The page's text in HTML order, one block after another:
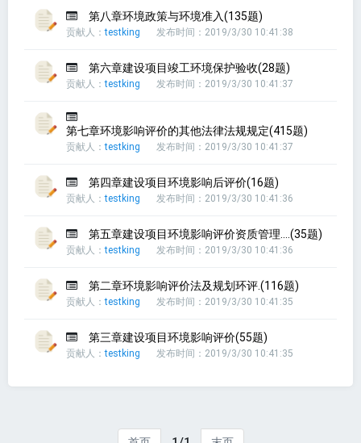
第八章环境政策与环境准入(135题)
贡献人：testking 发布时间：2019/3/30 10:41:38
第六章建设项目竣工环境保护验收(28题)
贡献人：testking 发布时间：2019/3/30 10:41:37
第七章环境影响评价的其他法律法规规定(415题)
贡献人：testking 发布时间：2019/3/30 10:41:37
第四章建设项目环境影响后评价(16题)
贡献人：testking 发布时间：2019/3/30 10:41:36
第五章建设项目环境影响评价资质管理....(35题)
贡献人：testking 发布时间：2019/3/30 10:41:36
第二章环境影响评价法及规划环评.(116题)
贡献人：testking 发布时间：2019/3/30 10:41:35
第三章建设项目环境影响评价(55题)
贡献人：testking 发布时间：2019/3/30 10:41:35